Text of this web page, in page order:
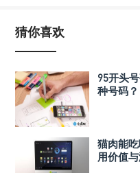
猜你喜欢
95开头
种号码？
猫肉能
用价值